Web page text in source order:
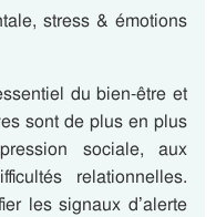
stress & émotions
du bien-être et
sont de plus en plus
sociale, aux
relationnelles.
les signaux d’alerte